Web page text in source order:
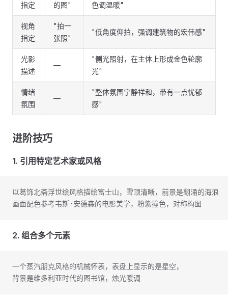
指定
的图"
色调温暖"
视角
指定
"拍一
张照"
"低角度仰拍，强调建筑物的宏伟感"
光影
描述
—
"侧光照射，在主体上形成金色轮廓
光"
情绪
氛围
—
"整体氛围宁静祥和，带有一点忧郁
感"
进阶技巧
1. 引用特定艺术家或风格
以葛饰北斋浮世绘风格描绘富士山，雪顶清晰，前景是翻涌的海浪
画面配色参考韦斯·安德森的电影美学，粉紫撞色，对称构图
2. 组合多个元素
一个蒸汽朋克风格的机械怀表，表盘上显示的是星空，
背景是维多利亚时代的图书馆，烛光暖调